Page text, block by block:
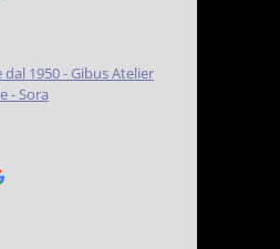
1950 - Gibus Atelier
- Sora